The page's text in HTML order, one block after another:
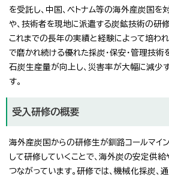
を受託し、中国、ベトナム等の海外産炭国を
や、技術者を現地に派遣する炭鉱技術の研
これまでの長年の実績と経験によって培われ
で磨かれ続ける優れた採炭・保安・管理技術
石炭生産量が向上し、災害率が大幅に減少
す。
受入研修の概要
海外産炭国からの研修生が釧路コールマイ
して研修していくことで、海外炭の安定供
つながっています。研修では、機械化採炭、